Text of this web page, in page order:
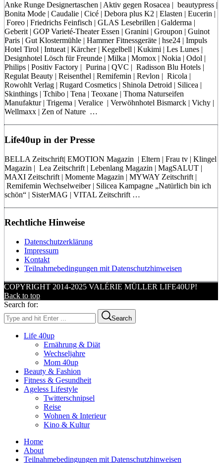
Anke Runge Designertaschen | Aktiv gegen Rosacea | beautypress |
Bonita Mode | Caudalie | Cicé | Debora plus K2 | Elasten | Eucerin |
Foreo | Friedrichs Feinfisch | GLAS Lesebrillen | Galderma |
Geberit | GOP Varieté-Theater Essen | Granini | Groupon | Guinot
Paris | Gut Klostermühle | Hammer Fitnessgeräte | hse24 | Impuls
Hotel Tirol | Intueat | Kärcher | Kegelbell | Kukimi | Les Lunes |
Designhotel Lösch für Freunde | Milka | Momox | Nokia | Odol |
Philips | Positiv Factory | Purina | QVC | Radisson Blu Hotels |
Regulat Beauty | Reisenthel | Remifemin | Revlon | Ricola |
Rowohlt Verlag | Rugard Cosmetics | Shinola Detroid | Silicea |
Skinthings | Tchibo | Tena | Teoxane | Thoma Naturseifen
Manufaktur | Trigema | Veralice | Verwöhnhotel Bismarck | Vichy |
Wellmaxx | Zen of Nature …
Life40up in der Presse
BELLA Zeitschrift| EMOTION Magazin | Eltern | Frau tv | Klingel
Magazin | Lea Zeitschrift | Lebenlang Magazin | MagSALUT |
MAXI Zeitschrift | Momente Magazin | MYWAY Zeitschrift |
Remifemin Wechselweiber | Silicea Kampagne „Natürlich bin ich
schön“ | SisterMAG | VITAL Zeitschrift …
Rechtliche Hinweise
Datenschutzerklärung
Impressum
Kontakt
Teilnahmebedingungen mit Datenschutzhinweisen
COPYRIGHT 2014-2025 VALÉRIE MÜLLER LIFE40UP!
Back to top
Search for:
Search
Life 40up
Ernährung & Diät
Wechseljahre
Mom 40up
Beauty & Fashion
Fitness & Gesundheit
Ageless Lifestyle
Twitterschnipsel
Reise
Wohnen & Interieur
Kino & Kultur
Home
About
Teilnahmebedingungen mit Datenschutzhinweisen